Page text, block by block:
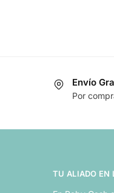
Envío
Por
TU ALIADO EN